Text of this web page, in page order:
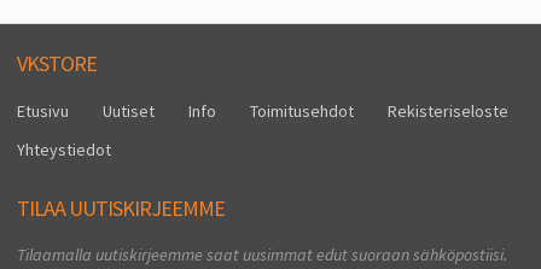
VKSTORE
Etusivu Uutiset Info Toimitusehdot
Rekisteriseloste
Yhteystiedot
TILAA UUTISKIRJEEMME
Tilaamalla uutiskirjeemme saat uusimmat edut suoraan sähköpostiisi.